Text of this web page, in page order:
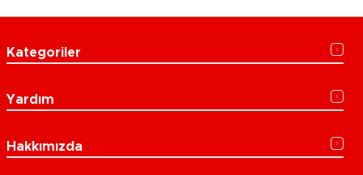
Kategoriler
Yardım
Hakkımızda